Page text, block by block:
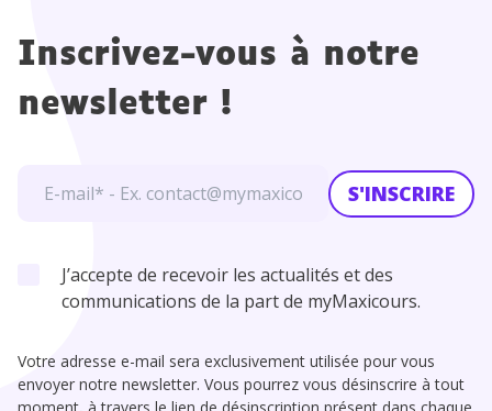
Inscrivez-vous à notre
newsletter !
S'INSCRIRE
J’accepte de recevoir les actualités et des
communications de la part de myMaxicours.
Votre adresse e-mail sera exclusivement utilisée pour vous
envoyer notre newsletter. Vous pourrez vous désinscrire à tout